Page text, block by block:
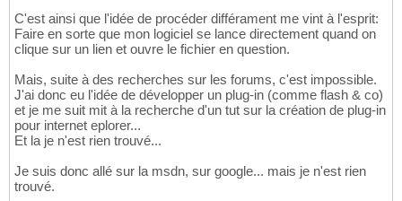
C'est ainsi que l'idée de procéder différament me vint à l'esprit:
Faire en sorte que mon logiciel se lance directement quand on
clique sur un lien et ouvre le fichier en question.
Mais, suite à des recherches sur les forums, c'est impossible.
J'ai donc eu l'idée de développer un plug-in (comme flash & co)
et je me suit mit à la recherche d'un tut sur la création de plug-in
pour internet eplorer...
Et la je n'est rien trouvé...
Je suis donc allé sur la msdn, sur google... mais je n'est rien
trouvé.